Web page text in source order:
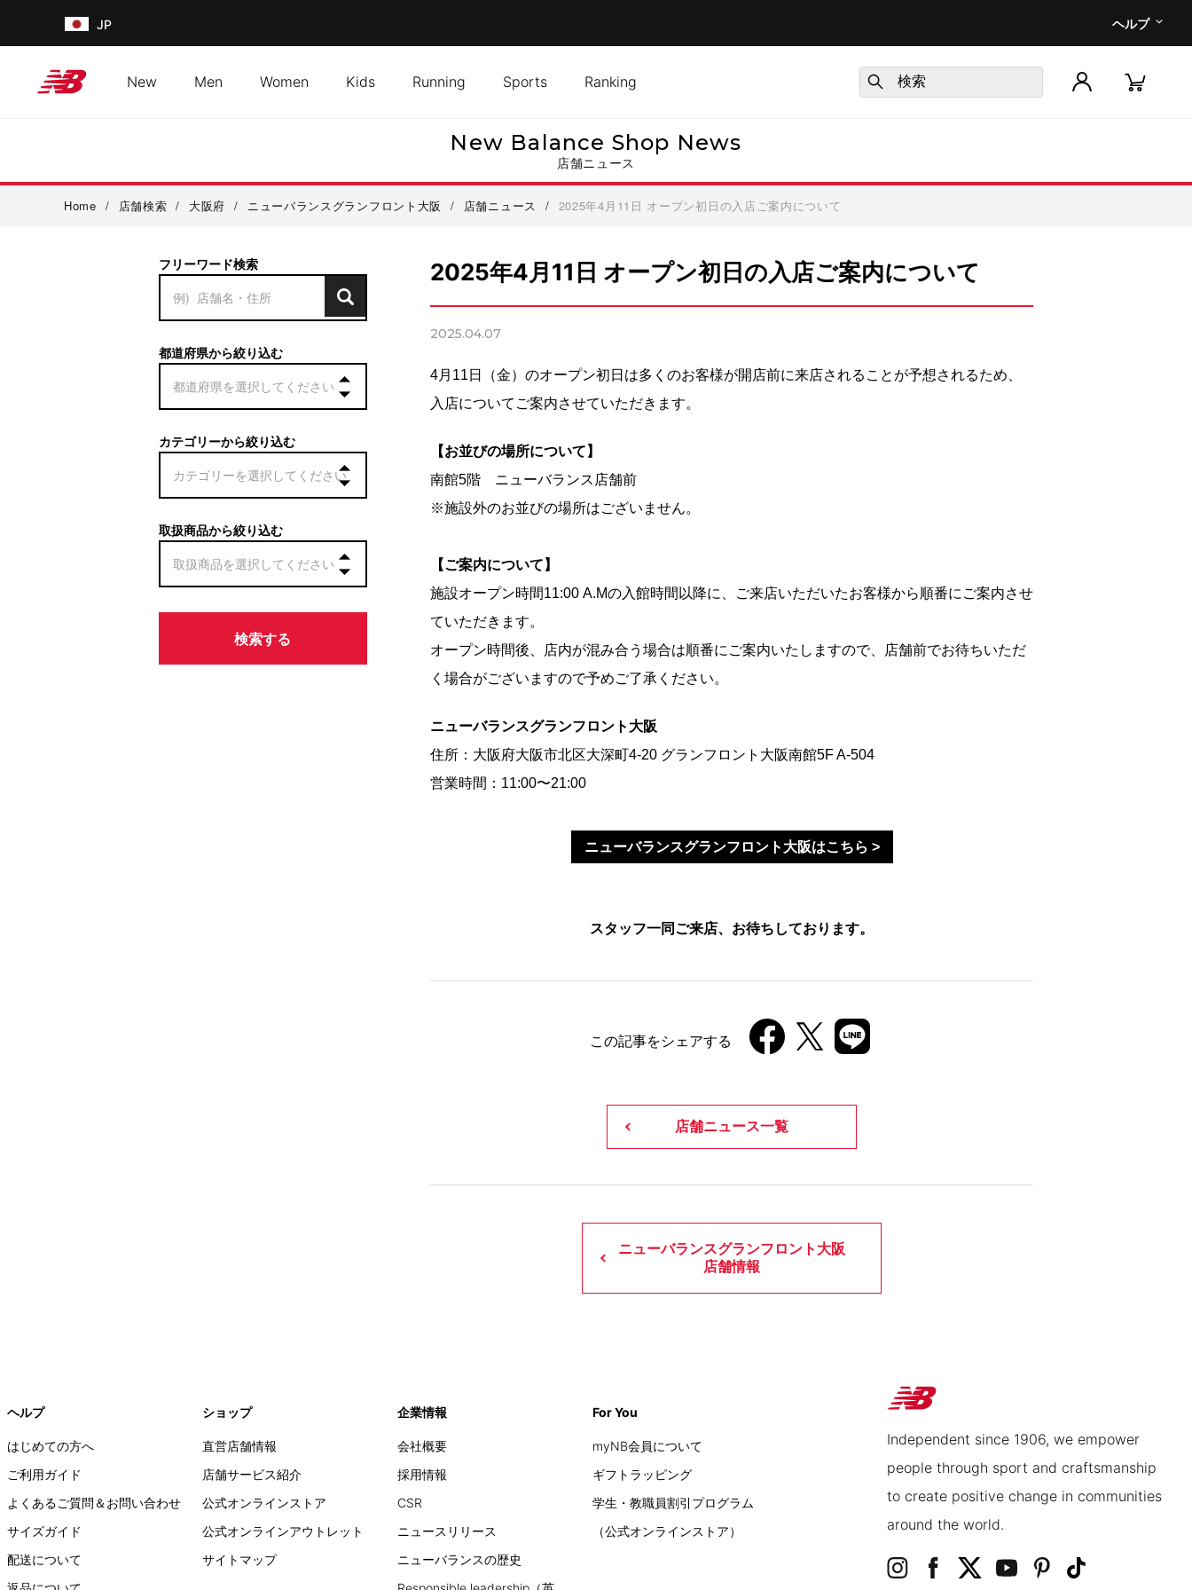
JP ヘルプ
New Men Women Kids Running Sports Ranking
New Balance Shop News
店舗ニュース
Home / 店舗検索 / 大阪府 / ニューバランスグランフロント大阪 / 店舗ニュース / 2025年4月11日 オープン初日の入店ご案内について
2025年4月11日 オープン初日の入店ご案内について
2025.04.07
4月11日（金）のオープン初日は多くのお客様が開店前に来店されることが予想されるため、
入店についてご案内させていただきます。
【お並びの場所について】
南館5階 ニューバランス店舗前
※施設外のお並びの場所はございません。
【ご案内について】
施設オープン時間11:00 A.Mの入館時間以降に、ご来店いただいたお客様から順番にご案内させ
ていただきます。
オープン時間後、店内が混み合う場合は順番にご案内いたしますので、店舗前でお待ちいただ
く場合がございますので予めご了承ください。
ニューバランスグランフロント大阪
住所：大阪府大阪市北区大深町4-20 グランフロント大阪南館5F A-504
営業時間：11:00〜21:00
ニューバランスグランフロント大阪はこちら >
スタッフ一同ご来店、お待ちしております。
この記事をシェアする
店舗ニュース一覧
ニューバランスグランフロント大阪
店舗情報
フリーワード検索
都道府県から絞り込む
カテゴリーから絞り込む
取扱商品から絞り込む
ヘルプ
はじめての方へ
ご利用ガイド
よくあるご質問＆お問い合わせ
サイズガイド
配送について
ショップ
直営店舗情報
店舗サービス紹介
公式オンラインストア
公式オンラインアウトレット
サイトマップ
企業情報
会社概要
採用情報
CSR
ニュースリリース
ニューバランスの歴史
For You
myNB会員について
ギフトラッピング
学生・教職員割引プログラム
（公式オンラインストア）
Independent since 1906, we empower
people through sport and craftsmanship
to create positive change in communities
around the world.